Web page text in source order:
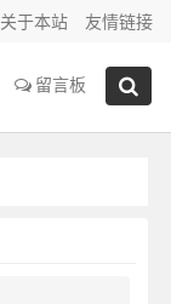
关于本站 友情链接
留言板